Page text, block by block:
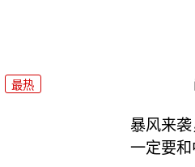
最热
暴风来
一定要